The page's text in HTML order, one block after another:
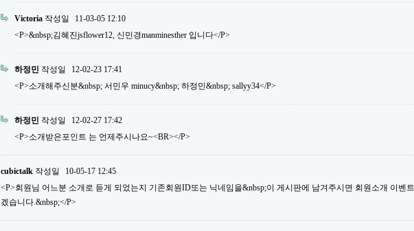
Victoria 작성일
11-03-05 12:10
<P>&nbsp;김혜진jsflower12, 신민경manminesther 입니다</P>
하정민 작성일
12-02-23 17:41
<P>소개해주신분&nbsp; 서민우 minucy&nbsp; 하정민&nbsp; sallyy34</P>
하정민 작성일
12-02-27 17:42
<P>소개받은포인트 는 언제주시나요~<BR></P>
cubictalk 작성일
10-05-17 12:45
<P>회원님 어느분 소개로 듣게 되었는지 기존회원ID또는 닉네임을&nbsp;이 게시판에 남겨주시면 회원소개 이벤
겠습니다.&nbsp;</P>